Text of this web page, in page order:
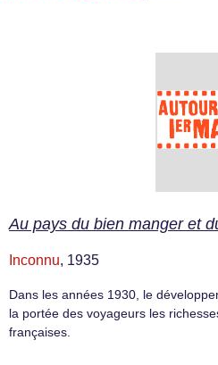
Au pays du bien manger et
Inconnu, 1935
Dans les années 1930, le
la portée des voyageurs les
françaises.